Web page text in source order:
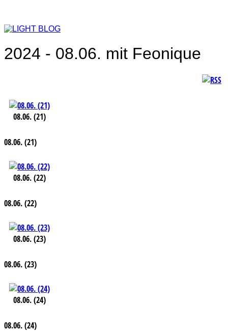
2024 - 08.06. mit Feonique
08.06. (21)
08.06. (21)
08.06. (22)
08.06. (22)
08.06. (23)
08.06. (23)
08.06. (24)
08.06. (24)